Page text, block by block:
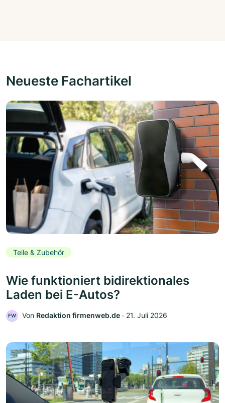
Neueste Fachartikel
Teile & Zubehör
Wie funktioniert bidirektionales
Laden bei E-Autos?
FW Von Redaktion firmenweb.de ‧ 21. Juli 2026